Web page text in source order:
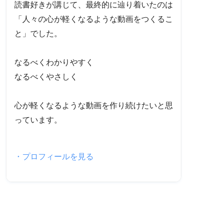
読書好きが講じて、最終的に辿り着いたのは
「人々の心が軽くなるような動画をつくるこ
と」でした。
なるべくわかりやすく
なるべくやさしく
心が軽くなるような動画を作り続けたいと思
っています。
・プロフィールを見る